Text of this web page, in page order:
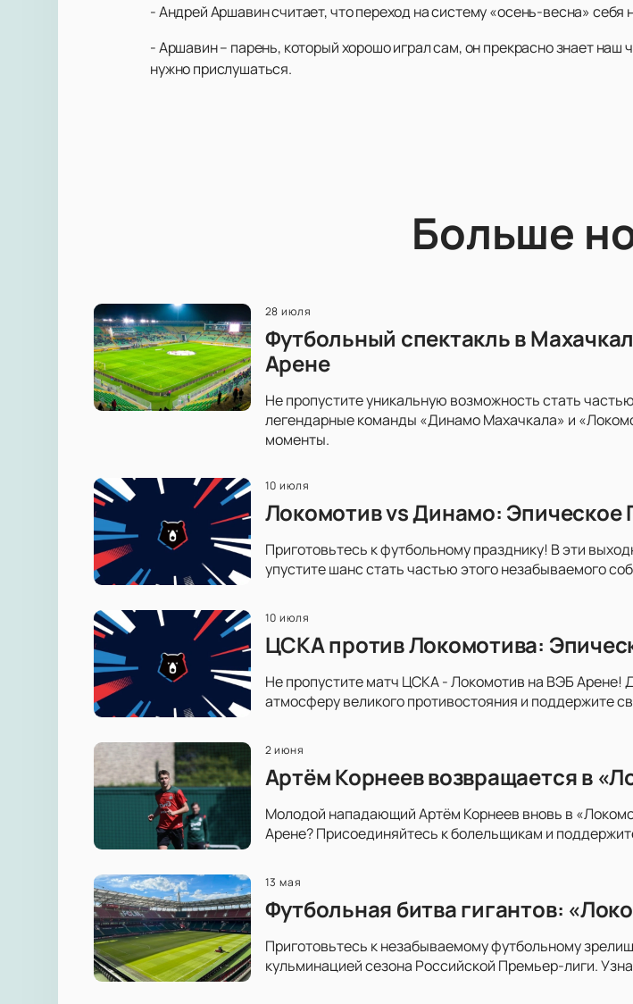
- Андрей Аршавин считает, что переход на систему «осень-весна» себя
- Аршавин – парень, который хорошо играл сам, он прекрасно знает
нужно прислушаться.
Больше
28 июля
Футбольный спектакль в
Арене
Не пропустите уникальную возможность стать
легендарные команды «Динамо Махачкала» и
моменты.
10 июля
Локомотив vs Динамо:
Приготовьтесь к футбольному празднику! В эти
упустите шанс стать частью этого незабываемого
10 июля
ЦСКА против Локомотива:
Не пропустите матч ЦСКА - Локомотив на ВЭБ Арене!
атмосферу великого противостояния и поддержите
2 июня
Артём Корнеев возвращается в
Молодой нападающий Артём Корнеев вновь в
Арене? Присоединяйтесь к болельщикам и
13 мая
Футбольная битва гигантов:
Приготовьтесь к незабываемому футбольному
кульминацией сезона Российской Премьер-лиги.